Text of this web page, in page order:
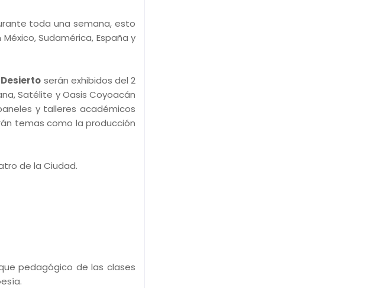
toda una semana, esto
Sudamérica, España y
Desierto serán exhibidos del 2
Satélite y Oasis Coyoacán
y talleres académicos
temas como la producción
de la Ciudad.
pedagógico de las clases